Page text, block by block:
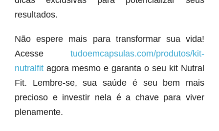
resultados.
Não espere mais para transformar sua vida!
Acesse tudoemcapsulas.com/produtos/kit-
nutralfit agora mesmo e garanta o seu kit Nutral
Fit. Lembre-se, sua saúde é seu bem mais
precioso e investir nela é a chave para viver
plenamente.